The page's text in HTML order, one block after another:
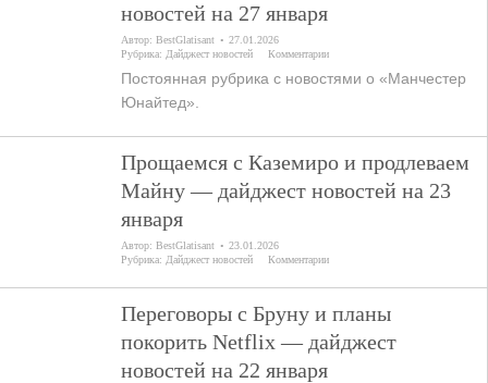
новостей на 27 января
Автор:BestGlatisant
27.01.2026
Рубрика:Дайджест новостей Комментарии
Постоянная рубрика с новостями о «Манчестер
Юнайтед».
Прощаемся с Каземиро и продлеваем
Майну — дайджест новостей на 23
января
Автор:BestGlatisant
23.01.2026
Рубрика:Дайджест новостей Комментарии
Переговоры с Бруну и планы
покорить Netflix — дайджест
новостей на 22 января